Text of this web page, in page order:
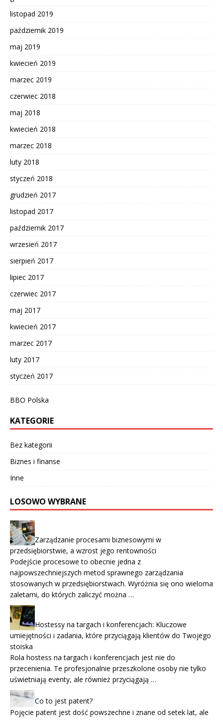
listopad 2019
październik 2019
maj 2019
kwiecień 2019
marzec 2019
czerwiec 2018
maj 2018
kwiecień 2018
marzec 2018
luty 2018
styczeń 2018
grudzień 2017
listopad 2017
październik 2017
wrzesień 2017
sierpień 2017
lipiec 2017
czerwiec 2017
maj 2017
kwiecień 2017
marzec 2017
luty 2017
styczeń 2017
BBO Polska
KATEGORIE
Bez kategorii
Biznes i finanse
Inne
LOSOWO WYBRANE
Zarządzanie procesami biznesowymi w
przedsiębiorstwie, a wzrost jego rentowności
Podejście procesowe to obecnie jedna z
najpowszechniejszych metod sprawnego zarządzania
stosowanych w przedsiębiorstwach. Wyróżnia się ono wieloma
zaletami, do których zaliczyć można …
Hostessy na targach i konferencjach: Kluczowe
umiejętności i zadania, które przyciągają klientów do Twojego
stoiska
Rola hostess na targach i konferencjach jest nie do
przecenienia. Te profesjonalnie przeszkolone osoby nie tylko
uświetniają eventy, ale również przyciągają …
Co to jest patent?
Pojęcie patent jest dość powszechne i znane od setek lat, ale